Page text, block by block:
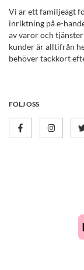
Vi är ett familjeägt
inriktning på e-
av varor och
kunder är alltifrån
behöver tackkort
FÖLJ OSS